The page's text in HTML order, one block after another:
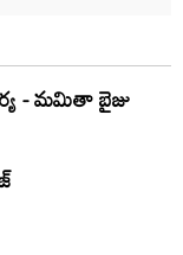
- మమితా బైజు